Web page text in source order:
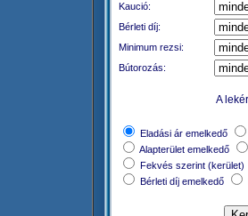
Kaució:
Bérleti díj:
Minimum rezsi:
Bútorozás:
A
Eladási ár emelkedő
Alapterület emelkedő
Fekvés szerint (kerület)
Bérleti díj emelkedő